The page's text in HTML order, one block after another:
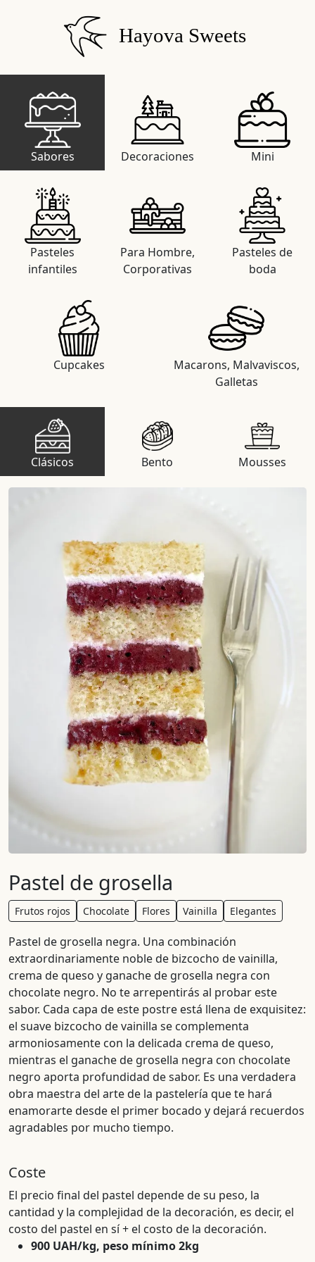
Hayova Sweets
Sabores Decoraciones Mini
Pasteles
infantiles
Para Hombre,
Corporativas
Pasteles de
boda
Cupcakes
Macarons, Malvaviscos,
Galletas
Clásicos Bento Mousses
Pastel de grosella
Frutos rojos Chocolate Flores Vainilla Elegantes
Pastel de grosella negra. Una combinación
extraordinariamente noble de bizcocho de vainilla,
crema de queso y ganache de grosella negra con
chocolate negro. No te arrepentirás al probar este
sabor. Cada capa de este postre está llena de exquisitez:
el suave bizcocho de vainilla se complementa
armoniosamente con la delicada crema de queso,
mientras el ganache de grosella negra con chocolate
negro aporta profundidad de sabor. Es una verdadera
obra maestra del arte de la pastelería que te hará
enamorarte desde el primer bocado y dejará recuerdos
agradables por mucho tiempo.
Coste
El precio final del pastel depende de su peso, la
cantidad y la complejidad de la decoración, es decir, el
costo del pastel en sí + el costo de la decoración.
900 UAH/kg, peso mínimo 2kg